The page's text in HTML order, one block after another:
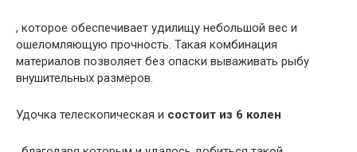
, которое обеспечивает удилищу небольшой вес и
ошеломляющую прочность. Такая комбинация
материалов позволяет без опаски вываживать рыбу
внушительных размеров.
Удочка телескопическая и состоит из 6 колен